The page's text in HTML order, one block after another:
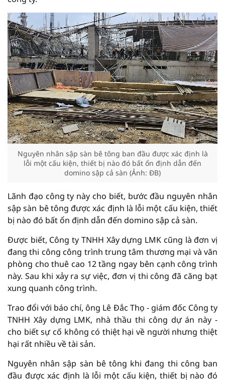
Nguyên nhân sập sàn bê tông ban đầu được xác định là
lỗi một cấu kiện, thiết bị nào đó bất ổn định dẫn đến
domino sập cả sàn (Ảnh: ĐB)
Lãnh đạo công ty này cho biết, bước đầu nguyên nhân
sập sàn bê tông được xác định là lỗi một cấu kiện, thiết
bị nào đó bất ổn định dẫn đến domino sập cả sàn.
Được biết, Công ty TNHH Xây dựng LMK cũng là đơn vị
đang thi công công trình trung tâm thương mại và văn
phòng cho thuê cao 12 tầng ngay bên cạnh công trình
này. Sau khi xảy ra sự việc, đơn vị thi công đã căng bạt
xung quanh công trình.
Trao đổi với báo chí, ông Lê Đắc Thọ - giám đốc Công ty
TNHH Xây dựng LMK, nhà thầu thi công dự án này -
cho biết sự cố không có thiệt hại về người nhưng thiệt
hại rất nhiều về tài sản.
Nguyên nhân sập sàn bê tông khi đang thi công ban
đầu được xác định là lỗi một cấu kiện, thiết bị nào đó